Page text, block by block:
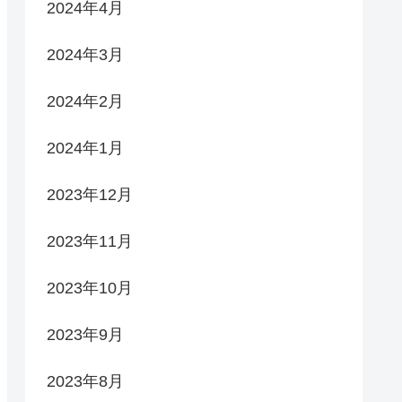
2024年4月
2024年3月
2024年2月
2024年1月
2023年12月
2023年11月
2023年10月
2023年9月
2023年8月